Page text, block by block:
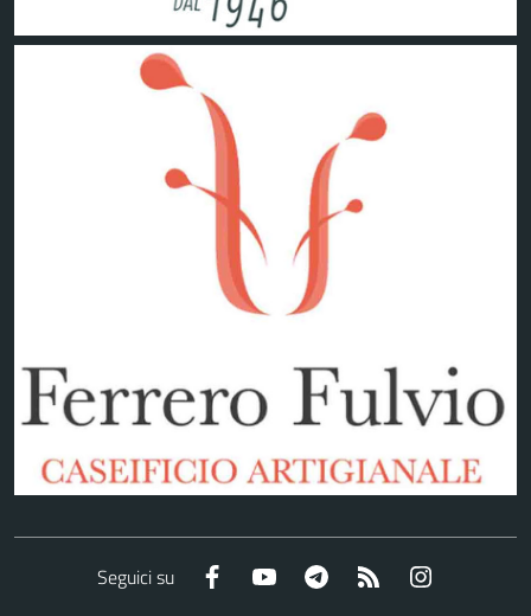
Seguici su Facebook YouTube Telegram RSS